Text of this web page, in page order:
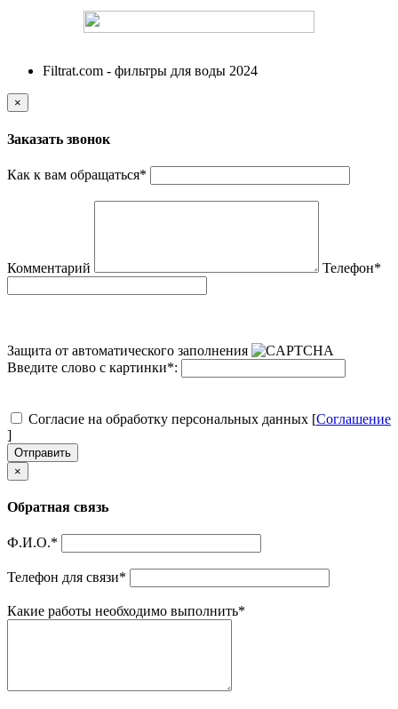
Filtrat.com - фильтры для воды 2024
×
Заказать звонок
Как к вам обращаться*
Комментарий Телефон*
Защита от автоматического заполнения
Введите слово с картинки*:
Согласие на обработку персональных данных [Соглашение
]
Отправить
×
Обратная связь
Ф.И.О.*
Телефон для связи*
Какие работы необходимо выполнить*